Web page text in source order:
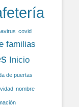
covid
familias
Inicio
de puertas
nombre